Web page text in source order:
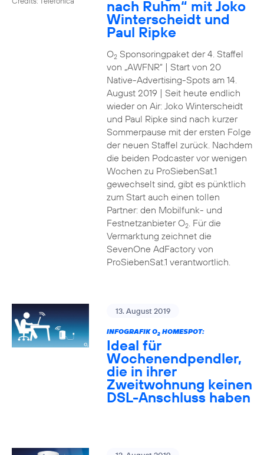
nach Ruhm“ mit Joko
Winterscheidt und
Paul Ripke
O2Sponsoringpaket der 4. Staffel
von „AWFNR“ | Start von 20
Native-Advertising-Spots am 14.
August 2019 | Seit heute endlich
wieder on Air: Joko Winterscheidt
und Paul Ripke sind nach kurzer
Sommerpause mit der ersten Folge
der neuen Staffel zurück. Nachdem
die beiden Podcaster vor wenigen
Wochen zu ProSiebenSat.1
gewechselt sind, gibt es pünktlich
zum Start auch einen tollen
Partner: den Mobilfunk- und
Festnetzanbieter O2. Für die
Vermarktung zeichnet die
SevenOne AdFactory von
ProSiebenSat.1 verantwortlich.
13. August 2019
INFOGRAFIK O2HOMESPOT:
Ideal für
Wochenendpendler,
die in ihrer
Zweitwohnung keinen
DSL-Anschluss haben